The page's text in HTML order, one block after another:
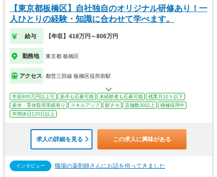
【東京都板橋区】自社独自のオリジナル研修あり！一
人ひとりの経験・知識に合わせて学べます。
給与 【年収】418万円～806万円
勤務地 東京都 板橋区
アクセス 都営三田線 板橋区役所前駅
年収800万円以上可 新卒も応募可能 未経験者も応募可能
残業月10ｈ以下
産休・育休取得実績有り
スキルアップ 駅チカ 店舗数30以上
積極採用中
年間休日120日以上
求人の詳細を見る この求人に興味がある
インタビュー 職場の薬剤師さんにお話を伺ってきました